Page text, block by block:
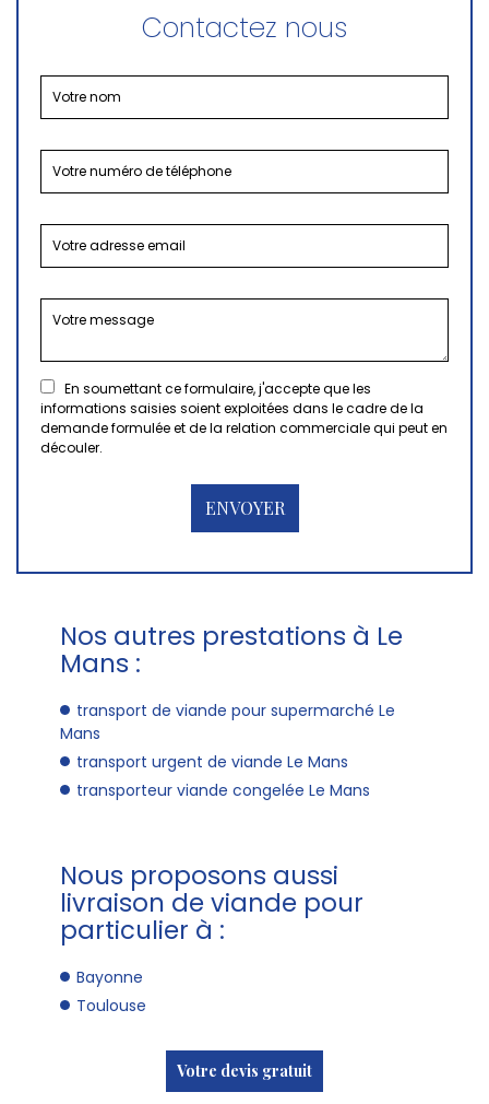
Contactez nous
En soumettant ce formulaire, j'accepte que les
informations saisies soient exploitées dans le cadre de la
demande formulée et de la relation commerciale qui peut en
découler.
Nos autres prestations à Le
Mans :
transport de viande pour supermarché Le
Mans
transport urgent de viande Le Mans
transporteur viande congelée Le Mans
Nous proposons aussi
livraison de viande pour
particulier à :
Bayonne
Toulouse
Votre devis gratuit